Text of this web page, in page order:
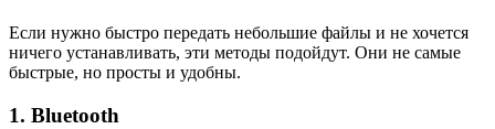
Если нужно быстро передать небольшие файлы и не хочется
ничего устанавливать, эти методы подойдут. Они не самые
быстрые, но просты и удобны.
1. Bluetooth